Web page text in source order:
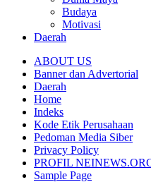
Budaya
Motivasi
Daerah
ABOUT US
Banner dan Advertorial
Daerah
Home
Indeks
Kode Etik Perusahaan
Pedoman Media Siber
Privacy Policy
PROFIL
Sample Page